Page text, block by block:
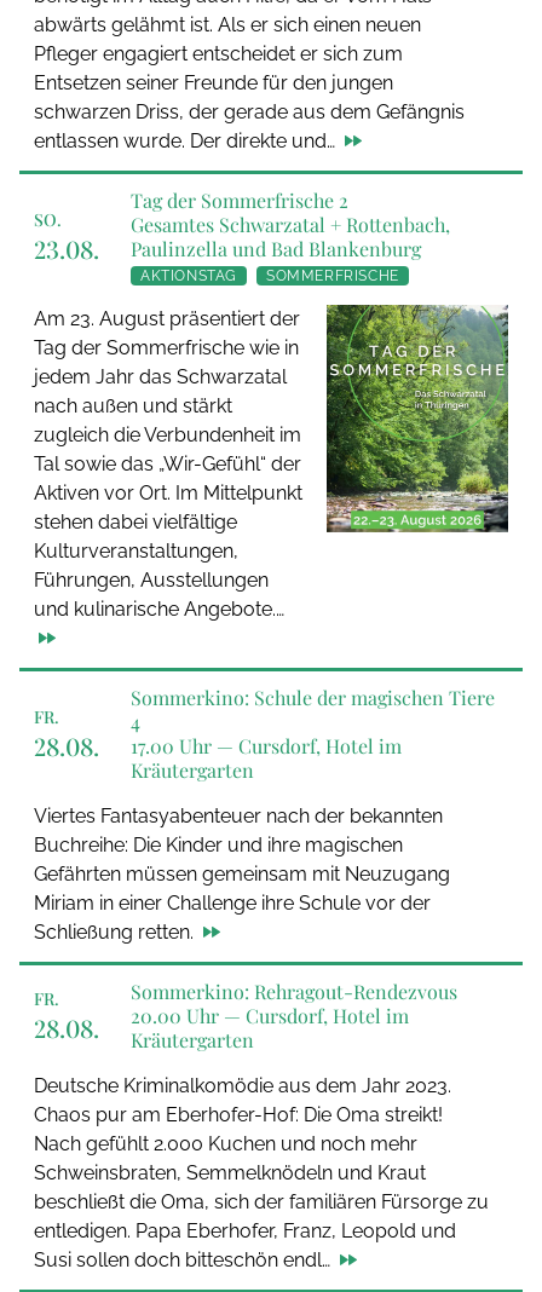
abwärts gelähmt ist. Als er sich einen neuen
Pfleger engagiert entscheidet er sich zum
Entsetzen seiner Freunde für den jungen
schwarzen Driss, der gerade aus dem Gefängnis
entlassen wurde. Der direkte und…
SO.
23.08.
Tag der Sommerfrische 2
Gesamtes Schwarzatal + Rottenbach,
Paulinzella und Bad Blankenburg
AKTIONSTAG SOMMERFRISCHE
Am 23. August präsentiert der
Tag der Sommerfrische wie in
jedem Jahr das Schwarzatal
nach außen und stärkt
zugleich die Verbundenheit im
Tal sowie das „Wir-Gefühl“ der
Aktiven vor Ort. Im Mittelpunkt
stehen dabei vielfältige
Kulturveranstaltungen,
Führungen, Ausstellungen
und kulinarische Angebote.…
FR.
28.08.
Sommerkino: Schule der magischen Tiere
4
17.00 Uhr — Cursdorf, Hotel im
Kräutergarten
Viertes Fantasyabenteuer nach der bekannten
Buchreihe: Die Kinder und ihre magischen
Gefährten müssen gemeinsam mit Neuzugang
Miriam in einer Challenge ihre Schule vor der
Schließung retten.
FR.
28.08.
Sommerkino: Rehragout-Rendezvous
20.00 Uhr — Cursdorf, Hotel im
Kräutergarten
Deutsche Kriminalkomödie aus dem Jahr 2023.
Chaos pur am Eberhofer-Hof: Die Oma streikt!
Nach gefühlt 2.000 Kuchen und noch mehr
Schweinsbraten, Semmelknödeln und Kraut
beschließt die Oma, sich der familiären Fürsorge zu
entledigen. Papa Eberhofer, Franz, Leopold und
Susi sollen doch bitteschön endl…